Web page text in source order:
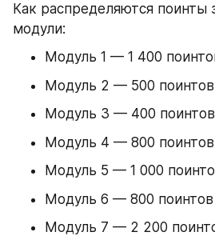
Как распределяются поинты
модули:
Модуль 1 — 1 400
Модуль 2 — 500 поинтов
Модуль 3 — 400 поинтов
Модуль 4 — 800 поинтов
Модуль 5 — 1 000
Модуль 6 — 800 поинтов
Модуль 7 — 2 200